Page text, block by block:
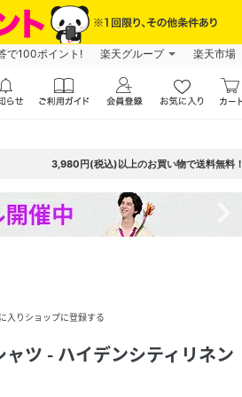
で100ポイント! 楽天グループ 楽天市場
3,980円(税込)以上のお買い物で送料無料！
入りショップに登録する
ツ - ハイデンシティリネン